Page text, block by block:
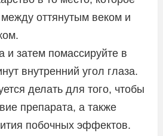
оттянутым веком и
и затем помассируйте в
внутренний угол глаза.
делать для того, чтобы
препарата, а также
побочных эффектов.